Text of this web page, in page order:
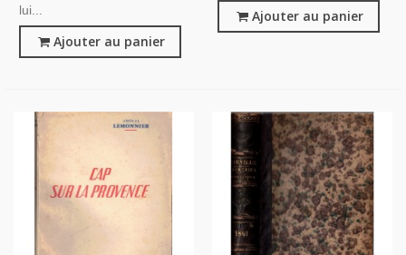
lui...
Ajouter au panier
Ajouter au panier